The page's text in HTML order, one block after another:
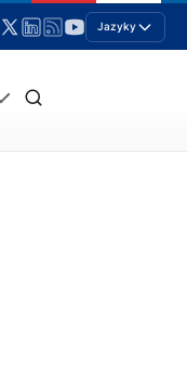
Jazyky